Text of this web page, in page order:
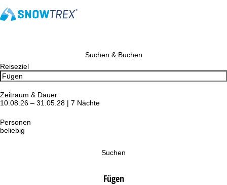
Suchen & Buchen
Reiseziel
Zeitraum & Dauer
10.08.26 – 31.05.28 | 7 Nächte
Personen
beliebig
Suchen
Fügen